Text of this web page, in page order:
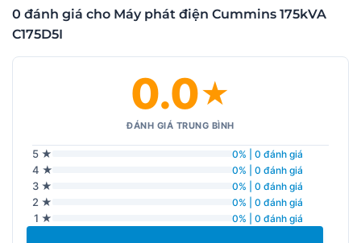
0 đánh giá cho Máy phát điện Cummins 175kVA
C175D5I
0.0★
ĐÁNH GIÁ TRUNG BÌNH
5 ★ 0% | 0 đánh giá
4 ★ 0% | 0 đánh giá
3 ★ 0% | 0 đánh giá
2 ★ 0% | 0 đánh giá
1 ★ 0% | 0 đánh giá